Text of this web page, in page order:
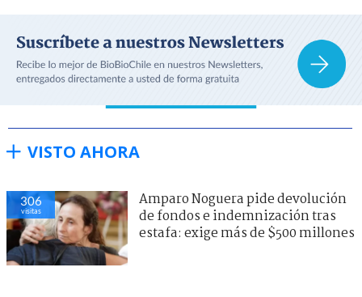
VISTO AHORA
306
visitas
Amparo Noguera pide devolución
de fondos e indemnización tras
estafa: exige más de $500 millones